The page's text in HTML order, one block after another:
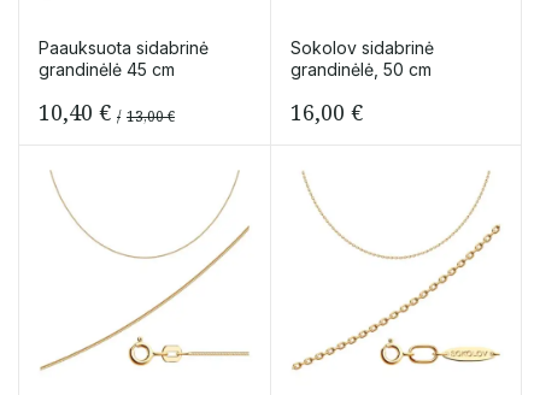
Paauksuota sidabrinė
grandinėlė 45 cm
13,00€
10,40 €
Sokolov sidabrinė
grandinėlė, 50 cm
16,00 €